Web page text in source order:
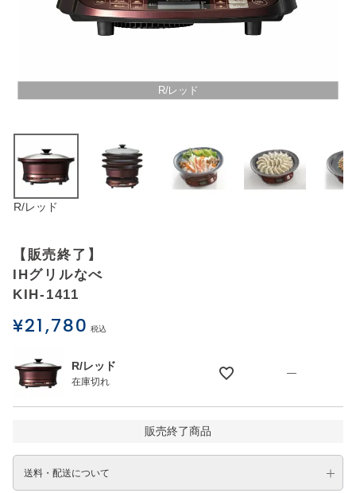
アウトレットSALE
ブログ
ログイン
R/レッド
R/レッド
【販売終了】
IHグリルなべ
KIH-1411
¥21,780 税込
R/レッド
在庫切れ
—
販売終了商品
送料・配送について